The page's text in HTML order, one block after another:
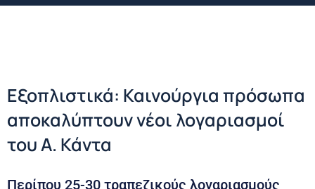
Εξοπλιστικά: Καινούργια πρόσωπα
αποκαλύπτουν νέοι λογαριασμοί
του Α. Κάντα
Περίπου 25-30 τραπεζικούς λογαριασμούς